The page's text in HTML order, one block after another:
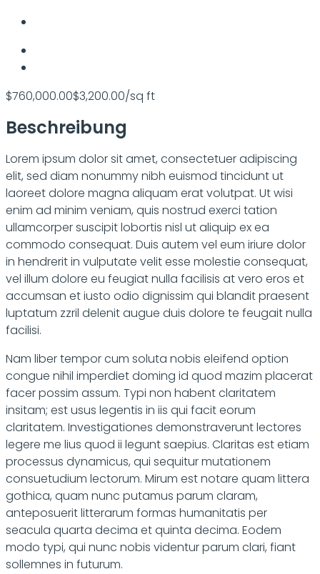
$760,000.00$3,200.00/sq ft
Beschreibung
Lorem ipsum dolor sit amet, consectetuer adipiscing
elit, sed diam nonummy nibh euismod tincidunt ut
laoreet dolore magna aliquam erat volutpat. Ut wisi
enim ad minim veniam, quis nostrud exerci tation
ullamcorper suscipit lobortis nisl ut aliquip ex ea
commodo consequat. Duis autem vel eum iriure dolor
in hendrerit in vulputate velit esse molestie consequat,
vel illum dolore eu feugiat nulla facilisis at vero eros et
accumsan et iusto odio dignissim qui blandit praesent
luptatum zzril delenit augue duis dolore te feugait nulla
facilisi.
Nam liber tempor cum soluta nobis eleifend option
congue nihil imperdiet doming id quod mazim placerat
facer possim assum. Typi non habent claritatem
insitam; est usus legentis in iis qui facit eorum
claritatem. Investigationes demonstraverunt lectores
legere me lius quod ii legunt saepius. Claritas est etiam
processus dynamicus, qui sequitur mutationem
consuetudium lectorum. Mirum est notare quam littera
gothica, quam nunc putamus parum claram,
anteposuerit litterarum formas humanitatis per
seacula quarta decima et quinta decima. Eodem
modo typi, qui nunc nobis videntur parum clari, fiant
sollemnes in futurum.